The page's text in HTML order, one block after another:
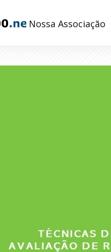
Nossa Associação